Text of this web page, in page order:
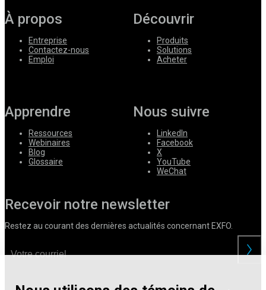
À propos
Entreprise
Contactez-nous
Emploi
Découvrir
Produits
Solutions
Acheter
Apprendre
Ressources
Webinaires
Blog
Glossaire
Nous suivre
LinkedIn
Facebook
X
YouTube
WeChat
Recevoir notre newsletter
Restez au courant des dernières actualités concernant EXFO.